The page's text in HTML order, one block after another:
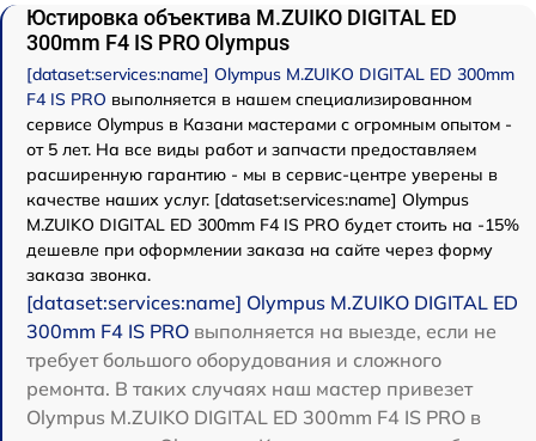
Юстировка объектива M.ZUIKO DIGITAL ED
300mm F4 IS PRO Olympus
[dataset:services:name] Olympus M.ZUIKO DIGITAL ED 300mm
F4 IS PRO выполняется в нашем специализированном
сервисе Olympus в Казани мастерами с огромным опытом -
от 5 лет. На все виды работ и запчасти предоставляем
расширенную гарантию - мы в сервис-центре уверены в
качестве наших услуг. [dataset:services:name] Olympus
M.ZUIKO DIGITAL ED 300mm F4 IS PRO будет стоить на -15%
дешевле при оформлении заказа на сайте через форму
заказа звонка.
[dataset:services:name] Olympus M.ZUIKO DIGITAL ED
300mm F4 IS PRO выполняется на выезде, если не
требует большого оборудования и сложного
ремонта. В таких случаях наш мастер привезет
Olympus M.ZUIKO DIGITAL ED 300mm F4 IS PRO в